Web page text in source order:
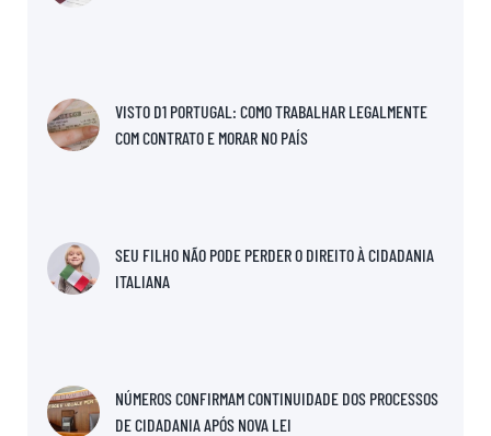
VISTO D1 PORTUGAL: COMO TRABALHAR LEGALMENTE
COM CONTRATO E MORAR NO PAÍS
SEU FILHO NÃO PODE PERDER O DIREITO À CIDADANIA
ITALIANA
NÚMEROS CONFIRMAM CONTINUIDADE DOS PROCESSOS
DE CIDADANIA APÓS NOVA LEI